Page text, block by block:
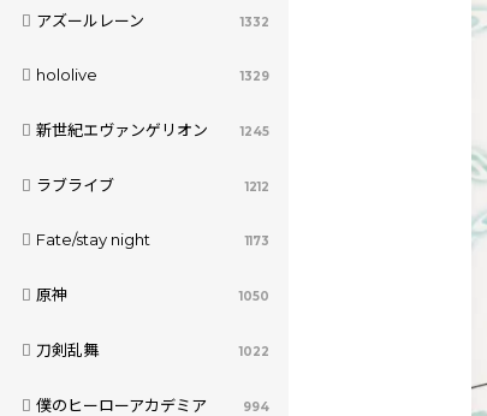
アズールレーン 1332
hololive 1329
新世紀エヴァンゲリオン 1245
ラブライブ 1212
Fate/stay night 1173
原神 1050
刀剣乱舞 1022
僕のヒーローアカデミア 994